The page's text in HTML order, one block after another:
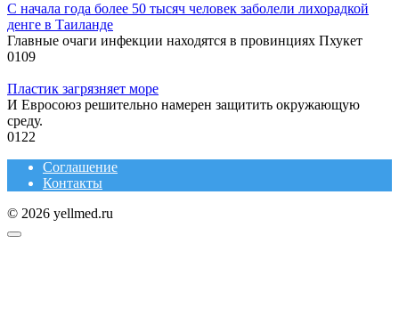
С начала года более 50 тысяч человек заболели лихорадкой
денге в Таиланде
Главные очаги инфекции находятся в провинциях Пхукет
0109
Пластик загрязняет море
И Евросоюз решительно намерен защитить окружающую
среду.
0122
Соглашение
Контакты
© 2026 yellmed.ru